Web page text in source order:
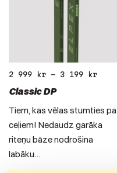
2 999 kr – 3 199 kr
Classic DP
Tiem, kas vēlas stumties pa
ceļiem! Nedaudz garāka
riteņu bāze nodrošina
labāku…